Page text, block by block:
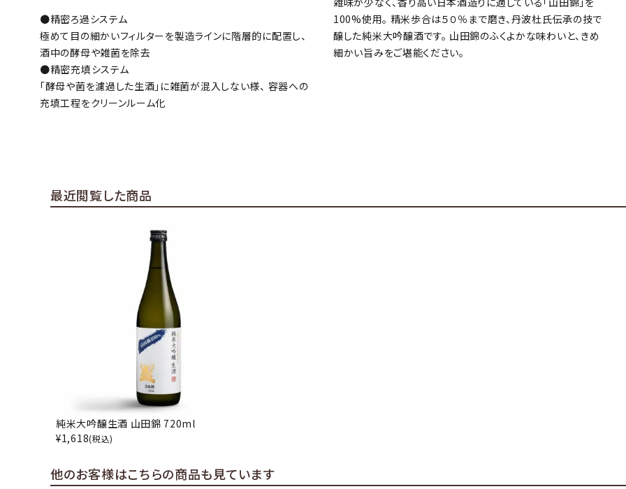
●精密ろ過システム
極めて目の細かいフィルターを製造ラインに階層的に配置し、
酒中の酵母や雑菌を除去
●精密充填システム
「酵母や菌を濾過した生酒」に雑菌が混入しない様、 容器への
充填工程をクリーンルーム化
100%使用。 精米歩合は５０％まで磨き、丹波杜氏伝承の技で
醸した純米大吟醸酒です。 山田錦のふくよかな味わいと、きめ
細かい旨みをご堪能ください。
最近閲覧した商品
純米大吟醸生酒 山田錦 720ml
¥1,618(税込)
他のお客様はこちらの商品も見ています